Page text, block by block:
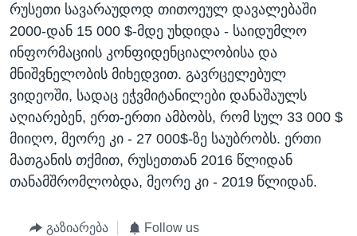
რუსეთი სავარაუდოდ თითოეულ დავალებაში
2000-დან 15 000 $-მდე უხდიდა - საიდუმლო
ინფორმაციის კონფიდენციალობისა და
მნიშვნელობის მიხედვით. გავრცელებულ
ვიდეოში, სადაც ეჭვმიტანილები დანაშაულს
აღიარებენ, ერთ-ერთი ამბობს, რომ სულ 33 000 $
მიიღო, მეორე კი - 27 000$-ზე საუბრობს. ერთი
მათგანის თქმით, რუსეთთან 2016 წლიდან
თანამშრომლობდა, მეორე კი - 2019 წლიდან.
გაზიარება Follow us